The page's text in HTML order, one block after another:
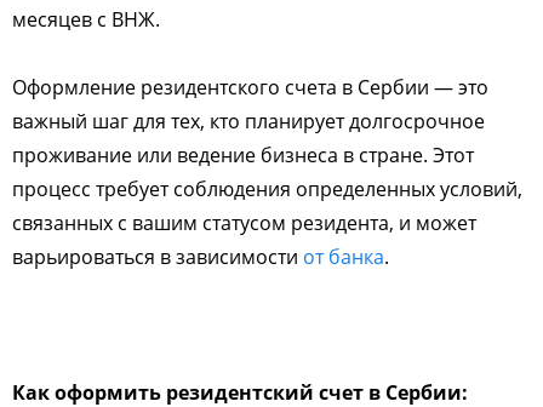
месяцев с ВНЖ.
Оформление резидентского счета в Сербии — это
важный шаг для тех, кто планирует долгосрочное
проживание или ведение бизнеса в стране. Этот
процесс требует соблюдения определенных условий,
связанных с вашим статусом резидента, и может
варьироваться в зависимости от банка.
Как оформить резидентский счет в Сербии: